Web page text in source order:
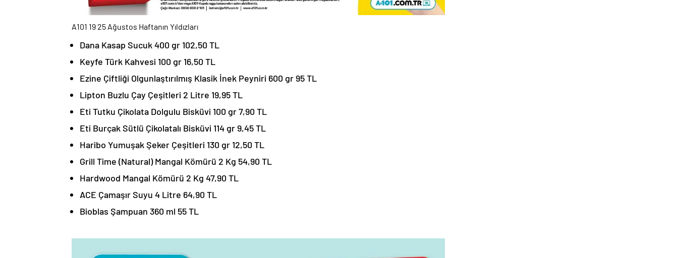
A101 19 25 Ağustos​ Haftanın Yıldızları
Dana Kasap Sucuk 400 gr 102,50 TL
Keyfe Türk Kahvesi 100 gr 16,50 TL
Ezine Çiftliği Olgunlaştırılmış Klasik İnek Peyniri 600 gr 95 TL
Lipton Buzlu Çay Çeşitleri 2 Litre 19,95 TL
Eti Tutku Çikolata Dolgulu Bisküvi 100 gr 7,90 TL
Eti Burçak Sütlü Çikolatalı Bisküvi 114 gr 9,45 TL
Haribo Yumuşak Şeker Çeşitleri 130 gr 12,50 TL
Grill Time (Natural) Mangal Kömürü 2 Kg 54,90 TL
Hardwood Mangal Kömürü 2 Kg 47,90 TL
ACE Çamaşır Suyu 4 Litre 64,90 TL
Bioblas Şampuan 360 ml 55 TL